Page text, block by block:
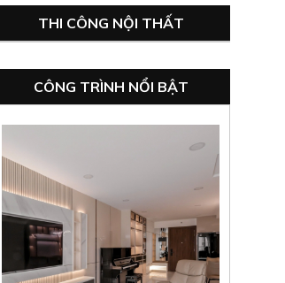
THI CÔNG NỘI THẤT
CÔNG TRÌNH NỔI BẬT
NẾP NHÀ MỚI SUM VẦY YÊU
THƯƠNG
Xem Thêm